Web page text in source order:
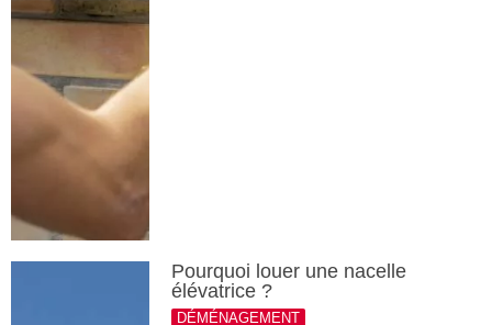
Pourquoi louer une nacelle
élévatrice ?
DÉMÉNAGEMENT